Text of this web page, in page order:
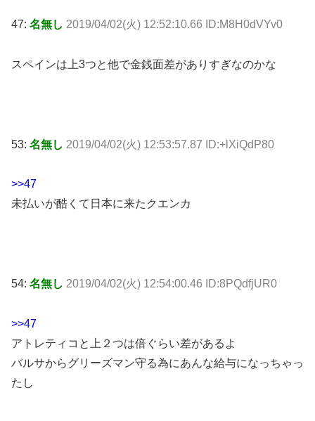
47: 名無し 2019/04/02(火) 12:52:10.66 ID:M8H0dVYv0
スペインは上3つと他で金銭面差がありすぎなのかな
53: 名無し 2019/04/02(火) 12:53:57.87 ID:+lXiQdP80
>>47
未払いが酷くて日本に来たクエンカ
54: 名無し 2019/04/02(火) 12:54:00.46 ID:8PQdfjUR0
>>47
アトレティコと上２つは倍ぐらい差があるよ
バルサからグリーズマン守る為にあんな給与になっちゃっ
たし